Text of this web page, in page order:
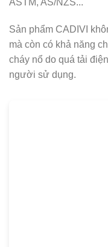
Sản phẩm CADIVI
mà còn có khả năng
cháy nổ do quá tải
người sử dụng.